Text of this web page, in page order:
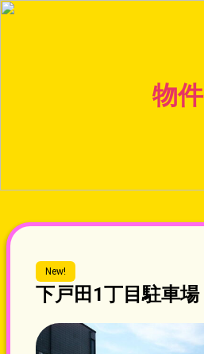
物件
New!
下戸田1丁目駐車場